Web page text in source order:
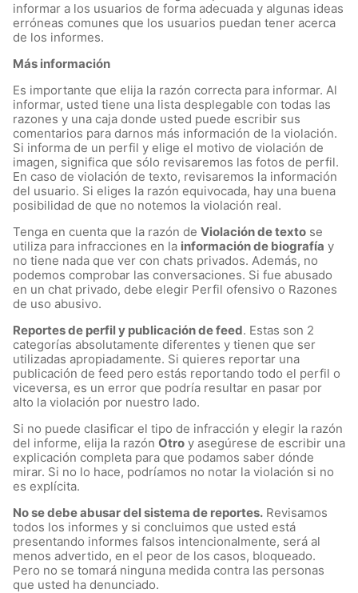
informar a los usuarios de forma adecuada y algunas ideas
erróneas comunes que los usuarios puedan tener acerca
de los informes.
Más información
Es importante que elija la razón correcta para informar. Al
informar, usted tiene una lista desplegable con todas las
razones y una caja donde usted puede escribir sus
comentarios para darnos más información de la violación.
Si informa de un perfil y elige el motivo de violación de
imagen, significa que sólo revisaremos las fotos de perfil.
En caso de violación de texto, revisaremos la información
del usuario. Si eliges la razón equivocada, hay una buena
posibilidad de que no notemos la violación real.
Tenga en cuenta que la razón de Violación de texto se
utiliza para infracciones en la información de biografía y
no tiene nada que ver con chats privados. Además, no
podemos comprobar las conversaciones. Si fue abusado
en un chat privado, debe elegir Perfil ofensivo o Razones
de uso abusivo.
Reportes de perfil y publicación de feed. Estas son 2
categorías absolutamente diferentes y tienen que ser
utilizadas apropiadamente. Si quieres reportar una
publicación de feed pero estás reportando todo el perfil o
viceversa, es un error que podría resultar en pasar por
alto la violación por nuestro lado.
Si no puede clasificar el tipo de infracción y elegir la razón
del informe, elija la razón Otro y asegúrese de escribir una
explicación completa para que podamos saber dónde
mirar. Si no lo hace, podríamos no notar la violación si no
es explícita.
No se debe abusar del sistema de reportes. Revisamos
todos los informes y si concluimos que usted está
presentando informes falsos intencionalmente, será al
menos advertido, en el peor de los casos, bloqueado.
Pero no se tomará ninguna medida contra las personas
que usted ha denunciado.